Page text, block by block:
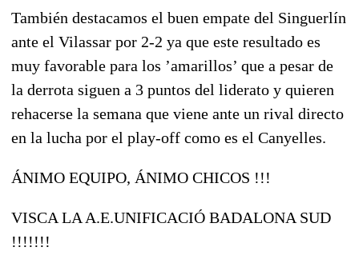
También destacamos el buen empate del Singuerlín
ante el Vilassar por 2-2 ya que este resultado es
muy favorable para los ’amarillos’ que a pesar de
la derrota siguen a 3 puntos del liderato y quieren
rehacerse la semana que viene ante un rival directo
en la lucha por el play-off como es el Canyelles.
ÁNIMO EQUIPO, ÁNIMO CHICOS !!!
VISCA LA A.E.UNIFICACIÓ BADALONA SUD
!!!!!!!